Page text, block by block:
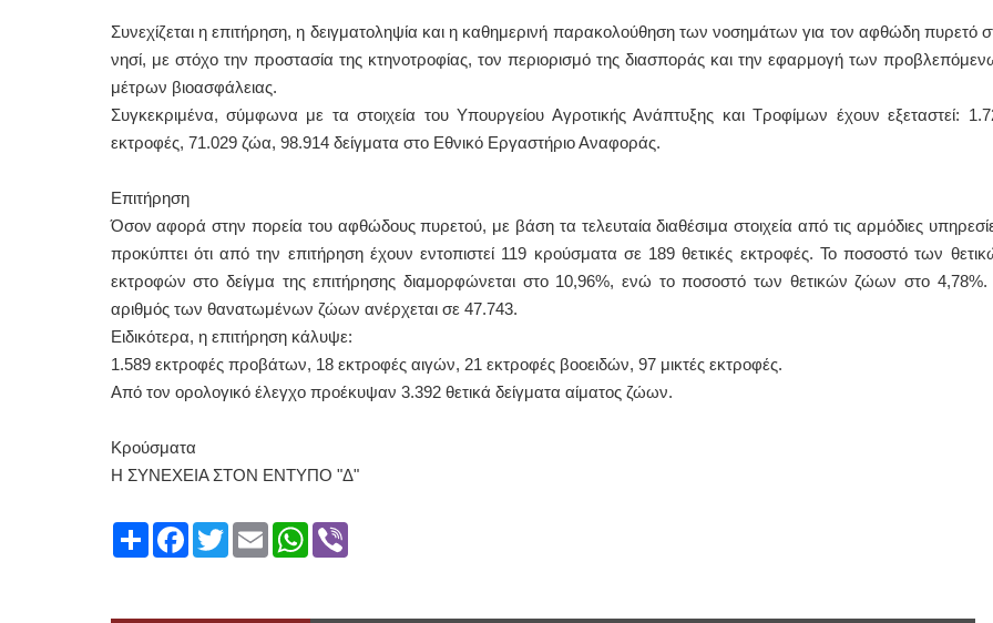
Συνεχίζεται η επιτήρηση, η δειγματοληψία και η καθημερινή παρακολούθηση των νοσημάτων για τον αφθώδη πυρετό
νησί, με στόχο την προστασία της κτηνοτροφίας, τον περιορισμό της διασποράς και την εφαρμογή των
μέτρων βιοασφάλειας.
Συγκεκριμένα, σύμφωνα με τα στοιχεία του Υπουργείου Αγροτικής Ανάπτυξης και Τροφίμων έχουν εξεταστεί:
εκτροφές, 71.029 ζώα, 98.914 δείγματα στο Εθνικό Εργαστήριο Αναφοράς.
Επιτήρηση
Όσον αφορά στην πορεία του αφθώδους πυρετού, με βάση τα τελευταία διαθέσιμα στοιχεία από τις αρμόδιες
προκύπτει ότι από την επιτήρηση έχουν εντοπιστεί 119 κρούσματα σε 189 θετικές εκτροφές. Το ποσοστό των
εκτροφών στο δείγμα της επιτήρησης διαμορφώνεται στο 10,96%, ενώ το ποσοστό των θετικών ζώων στο
αριθμός των θανατωμένων ζώων ανέρχεται σε 47.743.
Ειδικότερα, η επιτήρηση κάλυψε:
1.589 εκτροφές προβάτων, 18 εκτροφές αιγών, 21 εκτροφές βοοειδών, 97 μικτές εκτροφές.
Από τον ορολογικό έλεγχο προέκυψαν 3.392 θετικά δείγματα αίματος ζώων.
Κρούσματα
Η ΣΥΝΕΧΕΙΑ ΣΤΟΝ ΕΝΤΥΠΟ "Δ"
ShareFacebook
TwitterEmailWhatsApp
Viber
ΙΩΑΝΝΗΣ Α. ΜΑΛΛΙΑΣ
Διδάκτωρ Ιατρικής Σχολής
Πανεπιστημίου Αθηνών
Χειρουργός Ωτορινολαρυγγολόγος
Έλενα Μπούμπα
Στρατιωτικός Ιατρός